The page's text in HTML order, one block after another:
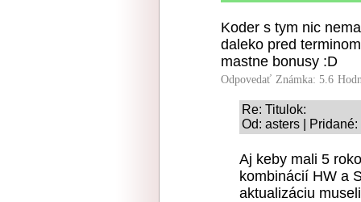
Koder s tym nic
daleko pred
mastne bonusy :D
Odpovedať Známka: 5.6
Re: Titulok:
Od: asters |
Aj keby mali 5
kombinácií HW a
aktualizáciu